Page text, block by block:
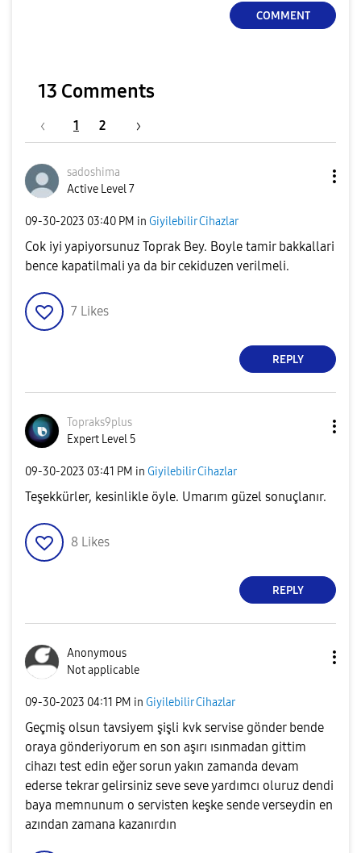
COMMENT
13 Comments
1 2
sadoshima
Active Level 7
‎09-30-2023 03:40 PM in Giyilebilir Cihazlar
Cok iyi yapiyorsunuz Toprak Bey. Boyle tamir bakkallari
bence kapatilmali ya da bir cekiduzen verilmeli.
7 Likes
REPLY
Topraks9plus
Expert Level 5
‎09-30-2023 03:41 PM in Giyilebilir Cihazlar
Teşekkürler, kesinlikle öyle. Umarım güzel sonuçlanır.
8 Likes
REPLY
Anonymous
Not applicable
‎09-30-2023 04:11 PM in Giyilebilir Cihazlar
Geçmiş olsun tavsiyem şişli kvk servise gönder bende
oraya gönderiyorum en son aşırı ısınmadan gittim
cihazı test edin eğer sorun yakın zamanda devam
ederse tekrar gelirsiniz seve seve yardımcı oluruz dendi
baya memnunum o servisten keşke sende verseydin en
azından zamana kazanırdın